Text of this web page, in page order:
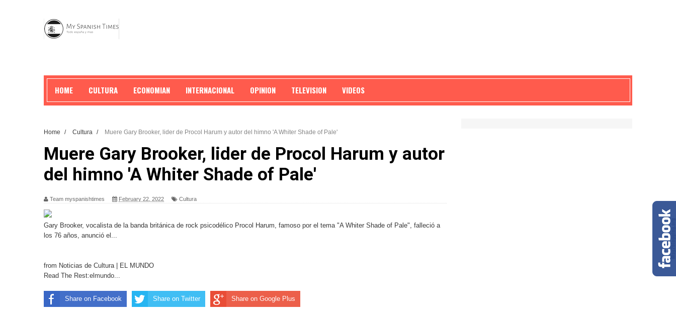
HOME CULTURA ECONOMIAN INTERNACIONAL OPINION TELEVISION VIDEOS
Home / Cultura / Muere Gary Brooker, lider de Procol Harum y autor del himno 'A Whiter Shade of Pale'
Muere Gary Brooker, lider de Procol Harum y autor
del himno 'A Whiter Shade of Pale'
Team myspanishtimes February 22, 2022 Cultura
Gary Brooker, vocalista de la banda británica de rock psicodélico Procol Harum, famoso por el tema "A Whiter Shade of Pale", falleció a
los 76 años, anunció el...
from Noticias de Cultura | EL MUNDO
Read The Rest:elmundo...
Share on Facebook Share on Twitter Share on Google Plus